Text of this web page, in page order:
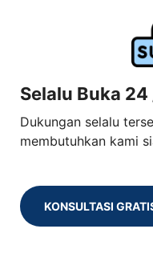
Selalu Buka 24
Dukungan selalu
membutuhkan kami
KONSULTASI